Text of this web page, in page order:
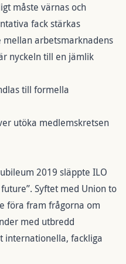
måste värnas och
fack stärkas
arbetsmarknadens
nyckeln till en jämlik
till formella
utöka medlemskretsen
2019 släppte ILO
Syftet med Union to
föra fram frågorna om
med utbredd
internationella, fackliga